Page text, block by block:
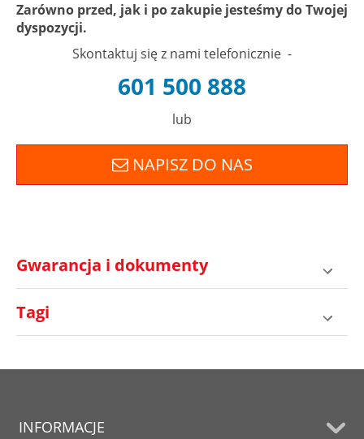
Zarówno przed, jak i po zakupie jesteśmy do Twojej
dyspozycji.
Skontaktuj się z nami telefonicznie -
601 500 888
lub
NAPISZ DO NAS
Gwarancja i dokumenty
Tagi
INFORMACJE